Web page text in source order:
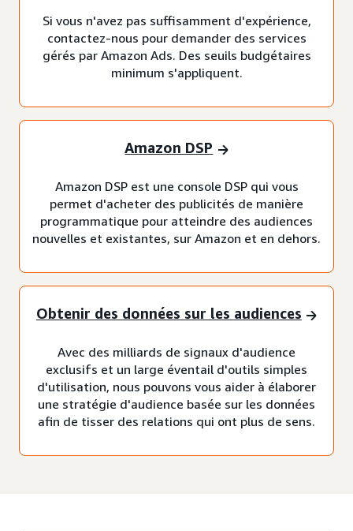
Si vous n'avez pas suffisamment d'expérience,
contactez-nous pour demander des services
gérés par Amazon Ads. Des seuils budgétaires
minimum s'appliquent.
Amazon DSP
Amazon DSP est une console DSP qui vous
permet d'acheter des publicités de manière
programmatique pour atteindre des audiences
nouvelles et existantes, sur Amazon et en dehors.
Obtenir des données sur les audiences
Avec des milliards de signaux d'audience
exclusifs et un large éventail d'outils simples
d'utilisation, nous pouvons vous aider à élaborer
une stratégie d'audience basée sur les données
afin de tisser des relations qui ont plus de sens.